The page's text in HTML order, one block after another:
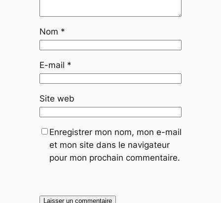
Nom *
E-mail *
Site web
Enregistrer mon nom, mon e-mail
et mon site dans le navigateur
pour mon prochain commentaire.